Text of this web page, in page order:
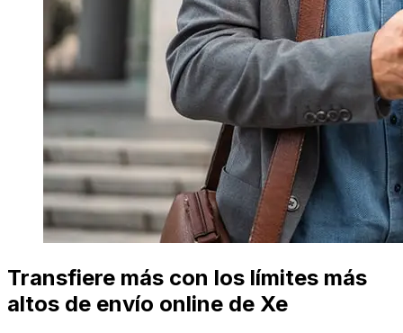
Transfiere más con los límites más
altos de envío online de Xe